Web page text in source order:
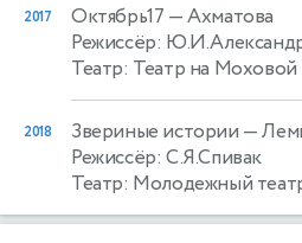
2017 Октябрь17 — Ахматова
Режиссёр:
Театр: Театр на Моховой
2018 Звериные истории —
Режиссёр: С.Я.Спивак
Театр: Молодежный